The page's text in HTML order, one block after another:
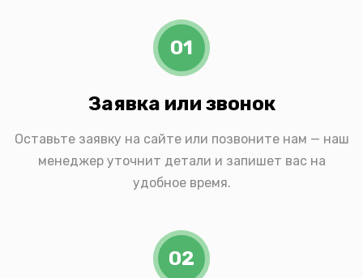
01
Заявка или звонок
Оставьте заявку на сайте или позвоните нам — наш
менеджер уточнит детали и запишет вас на
удобное время.
02